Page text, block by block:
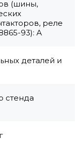
(шины,
реле
93): A
деталей и
стенда